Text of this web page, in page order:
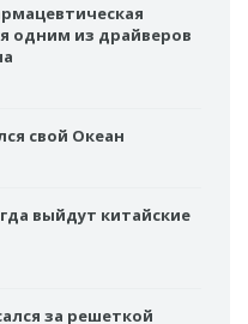
одним из драйверов
свой Океан
выйдут китайские
за решеткой